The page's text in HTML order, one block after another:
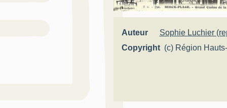
Auteur
Sophie Luchier
Copyright (c) Région